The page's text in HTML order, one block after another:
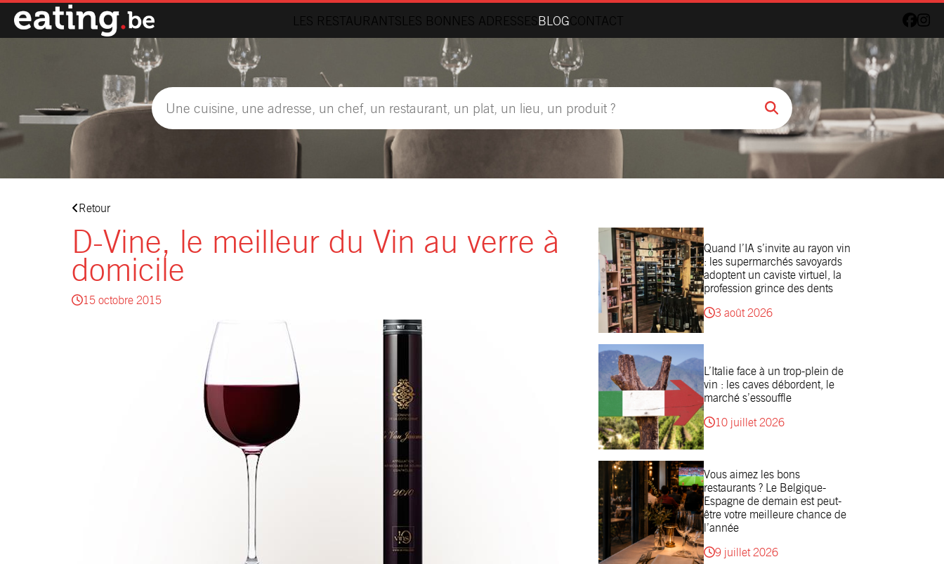
LES RESTAURANTSLES BONNES ADRESSESBLOGCONTACT
Retour
D-Vine, le meilleur du Vin au verre à
domicile
15 octobre 2015
Quand l’IA s’invite au rayon vin
: les supermarchés savoyards
adoptent un caviste virtuel, la
profession grince des dents
3 août 2026
L’Italie face à un trop-plein de
vin : les caves débordent, le
marché s’essouffle
10 juillet 2026
Vous aimez les bons
restaurants ? Le Belgique-
Espagne de demain est peut-
être votre meilleure chance de
l’année
9 juillet 2026